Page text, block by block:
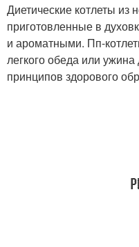
Диетические котлеты из
приготовленные в
и ароматными. Пп-
легкого обеда или
принципов здорового